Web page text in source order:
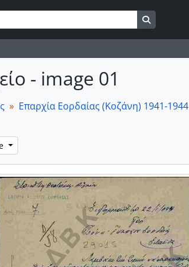
- image 01
Επαρχία Εορδαίας (Κοζάνη) 1941-1944